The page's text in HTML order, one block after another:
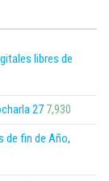
libres de
27 7,930
de fin de Año,